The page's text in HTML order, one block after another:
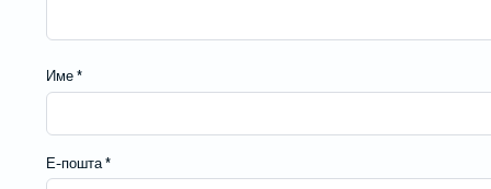
Име *
Е-пошта *